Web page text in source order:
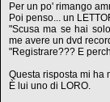
Per un po' rimango
Poi penso... un
"Scusa ma se hai
me avere un dvd
"Registrare??? E
Questa risposta mi ha
È lui uno di LORO.